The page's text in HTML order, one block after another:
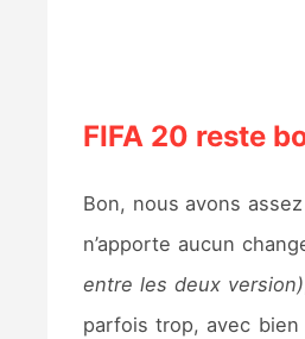
FIFA 20 reste
Bon, nous avons
n’apporte aucun
entre les deux version)
parfois trop, avec